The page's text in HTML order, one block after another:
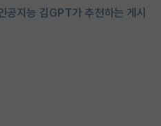
공지능 김GPT가 추천하는 게시